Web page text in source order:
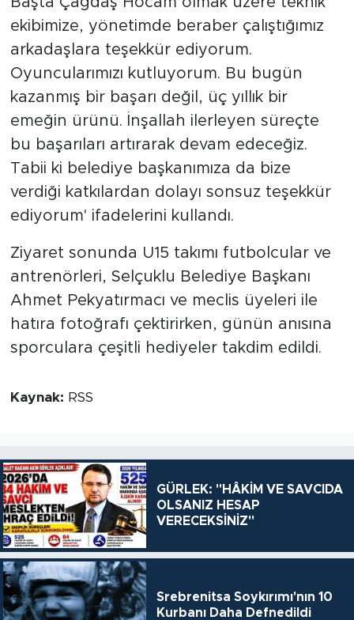
ekibimize, yönetimde beraber çalıştığımız
arkadaşlara teşekkür ediyorum.
Oyuncularımızı kutluyorum. Bu bugün
kazanmış bir başarı değil, üç yıllık bir
emeğin ürünü. İnşallah ilerleyen süreçte
bu başarıları artırarak devam edeceğiz.
Tabii ki belediye başkanımıza da bize
verdiği katkılardan dolayı sonsuz teşekkür
ediyorum' ifadelerini kullandı.
Ziyaret sonunda U15 takımı futbolcular ve
antrenörleri, Selçuklu Belediye Başkanı
Ahmet Pekyatırmacı ve meclis üyeleri ile
hatıra fotoğrafı çektirirken, günün anısına
sporculara çeşitli hediyeler takdim edildi.
Kaynak: RSS
GÜRLEK: "HÂKİM VE SAVCIDA
OLSANIZ HESAP
VERECEKSİNİZ"
Srebrenitsa Soykırımı'nın 10
Kurbanı Daha Defnedildi